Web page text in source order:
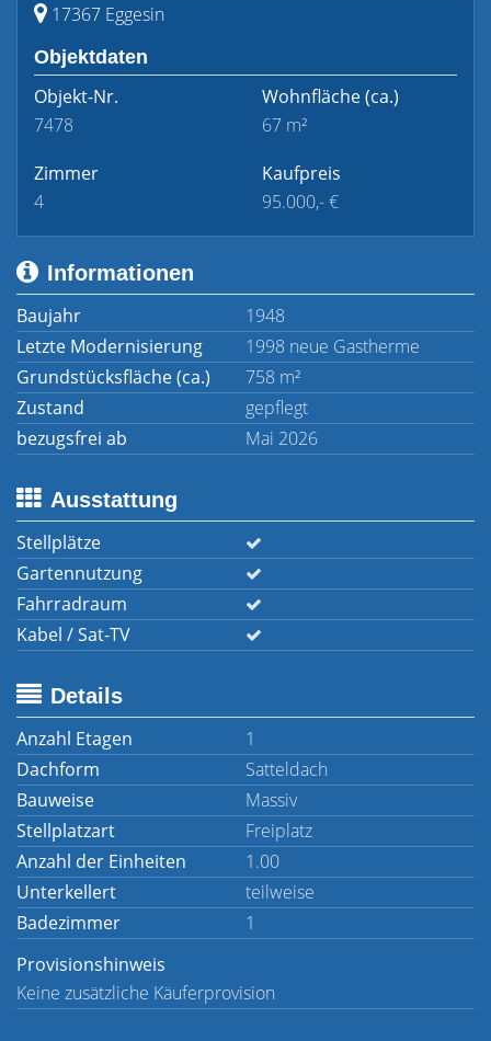
17367 Eggesin
Objektdaten
Objekt-Nr.
7478
Wohnfläche(ca.)
67 m²
Zimmer
4
Kaufpreis
95.000,- €
Informationen
Baujahr
1948
Letzte Modernisierung
1998 neue Gastherme
Grundstücksfläche (ca.)
758 m²
Zustand
gepflegt
bezugsfrei ab
Mai 2026
Ausstattung
Stellplätze
Gartennutzung
Fahrradraum
Kabel / Sat-TV
Details
Anzahl Etagen
1
Dachform
Satteldach
Bauweise
Massiv
Stellplatzart
Freiplatz
Anzahl der Einheiten
1.00
Unterkellert
teilweise
Badezimmer
1
Provisionshinweis
Keine zusätzliche Käuferprovision